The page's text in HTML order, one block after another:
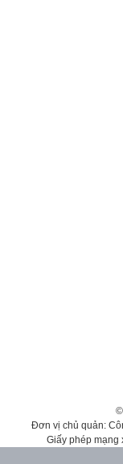
Đơn vị chủ quản:
Giấy phép mạng